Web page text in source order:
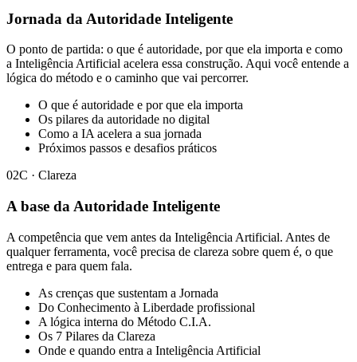
Jornada da Autoridade Inteligente
O ponto de partida: o que é autoridade, por que ela importa e como
a Inteligência Artificial acelera essa construção. Aqui você entende a
lógica do método e o caminho que vai percorrer.
O que é autoridade e por que ela importa
Os pilares da autoridade no digital
Como a IA acelera a sua jornada
Próximos passos e desafios práticos
02C · Clareza
A base da Autoridade Inteligente
A competência que vem antes da Inteligência Artificial. Antes de
qualquer ferramenta, você precisa de clareza sobre quem é, o que
entrega e para quem fala.
As crenças que sustentam a Jornada
Do Conhecimento à Liberdade profissional
A lógica interna do Método C.I.A.
Os 7 Pilares da Clareza
Onde e quando entra a Inteligência Artificial